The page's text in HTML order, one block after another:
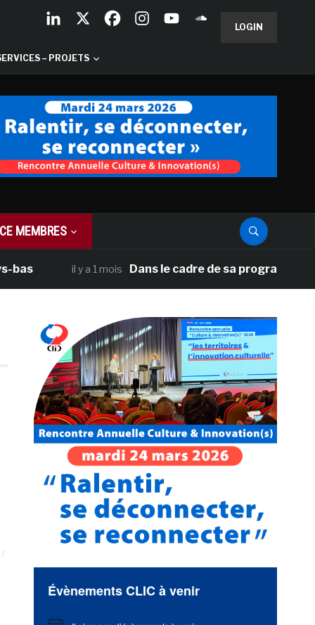
LOGIN
– PROJETS
MEMBRES
il y a 1 mois Dans le cadre de sa programmation
Évènements CLIC à venir